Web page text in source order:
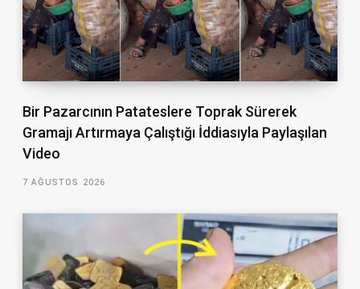
Bir Pazarcının Patateslere Toprak Sürerek
Gramajı Artırmaya Çalıştığı İddiasıyla Paylaşılan
Video
7 AĞUSTOS 2026